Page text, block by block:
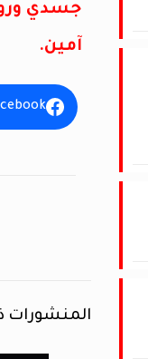
جسدي
آمين.
المنشورات